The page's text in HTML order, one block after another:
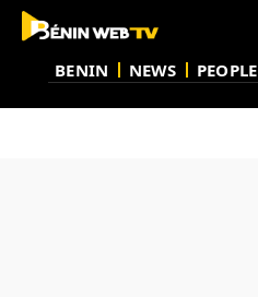
BENIN NEWS PEOPLE